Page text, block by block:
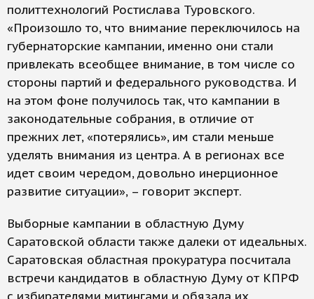
политтехнологий Ростислава Туровского.
«Произошло то, что внимание переключилось на
губернаторские кампании, именно они стали
привлекать всеобщее внимание, в том числе со
стороны партий и федерального руководства. И
на этом фоне получилось так, что кампании в
законодательные собрания, в отличие от
прежних лет, «потерялись», им стали меньше
уделять внимания из центра. А в регионах все
идет своим чередом, довольно инерционное
развитие ситуации», – говорит эксперт.
Выборные кампании в областную Думу
Саратовской области также далеки от идеальных.
Саратовская областная прокуратура посчитала
встречи кандидатов в областную Думу от КПРФ